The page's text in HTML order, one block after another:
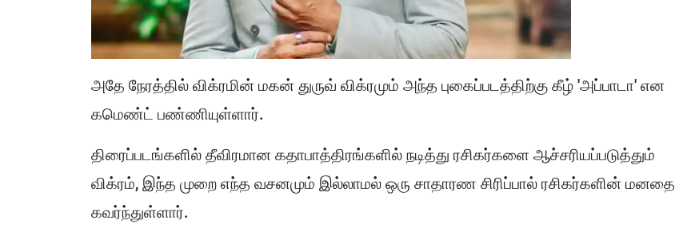
அதே நேரத்தில் விக்ரமின் மகன் துருவ் விக்ரமும் அந்த புகைப்படத்திற்கு கீழ் 'அப்பாடா' என
கமெண்ட் பண்ணியுள்ளார்.
திரைப்படங்களில் தீவிரமான கதாபாத்திரங்களில் நடித்து ரசிகர்களை ஆச்சரியப்படுத்தும்
விக்ரம், இந்த முறை எந்த வசனமும் இல்லாமல் ஒரு சாதாரண சிரிப்பால் ரசிகர்களின் மனதை
கவர்ந்துள்ளார்.